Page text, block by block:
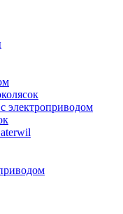
электроприводом